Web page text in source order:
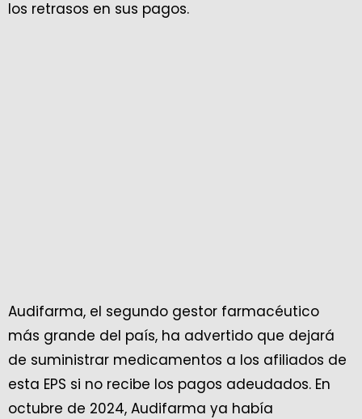
los retrasos en sus pagos.
Audifarma, el segundo gestor farmacéutico
más grande del país, ha advertido que dejará
de suministrar medicamentos a los afiliados de
esta EPS si no recibe los pagos adeudados. En
octubre de 2024, Audifarma ya había